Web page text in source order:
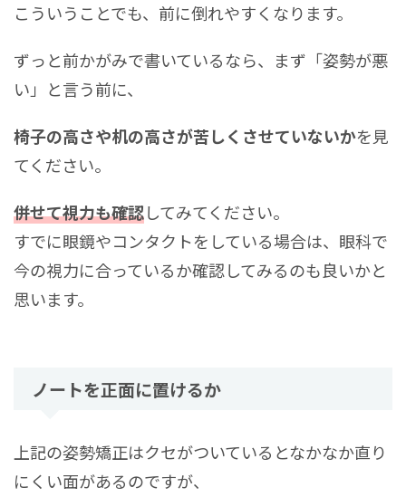
こういうことでも、前に倒れやすくなります。
ずっと前かがみで書いているなら、まず「姿勢が悪
い」と言う前に、
椅子の高さや机の高さが苦しくさせていないかを見
てください。
併せて視力も確認してみてください。
すでに眼鏡やコンタクトをしている場合は、眼科で
今の視力に合っているか確認してみるのも良いかと
思います。
ノートを正面に置けるか
上記の姿勢矯正はクセがついているとなかなか直り
にくい面があるのですが、